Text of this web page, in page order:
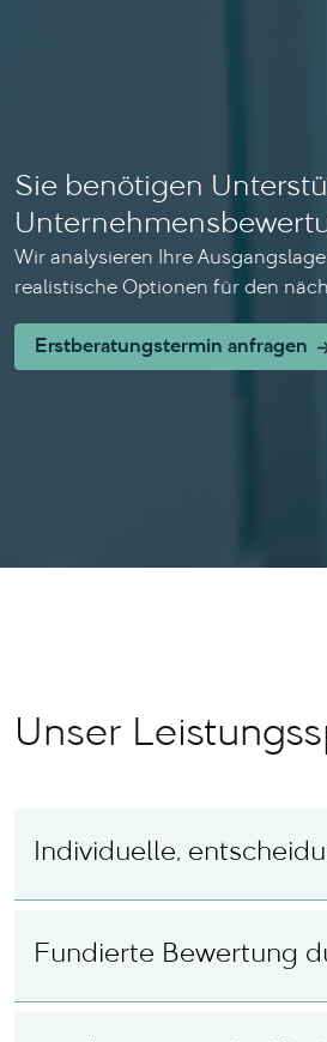
Sie benötigen
Wir analysieren Ihre
realistische Optionen für den
Erstberatungstermin anfragen
Unser
Individuelle,
Fundierte Bewertung